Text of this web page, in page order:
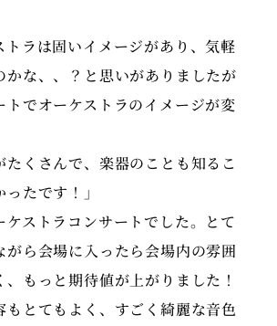
トラは固いイメージがあり、気軽
かな、、？と思いがありましたが
トでオーケストラのイメージが変
たくさんで、楽器のことも知るこ
たです！」
ケストラコンサートでした。とて
がら会場に入ったら会場内の雰囲
もっと期待値が上がりました！
もとてもよく、すごく綺麗な音色